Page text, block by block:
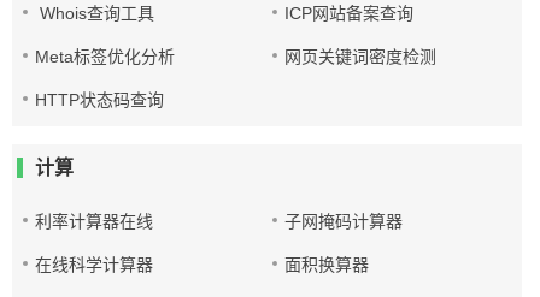
Whois查询工具 ICP网站备案查询
Meta标签优化分析 网页关键词密度检测
HTTP状态码查询
计算
利率计算器在线 子网掩码计算器
在线科学计算器 面积换算器